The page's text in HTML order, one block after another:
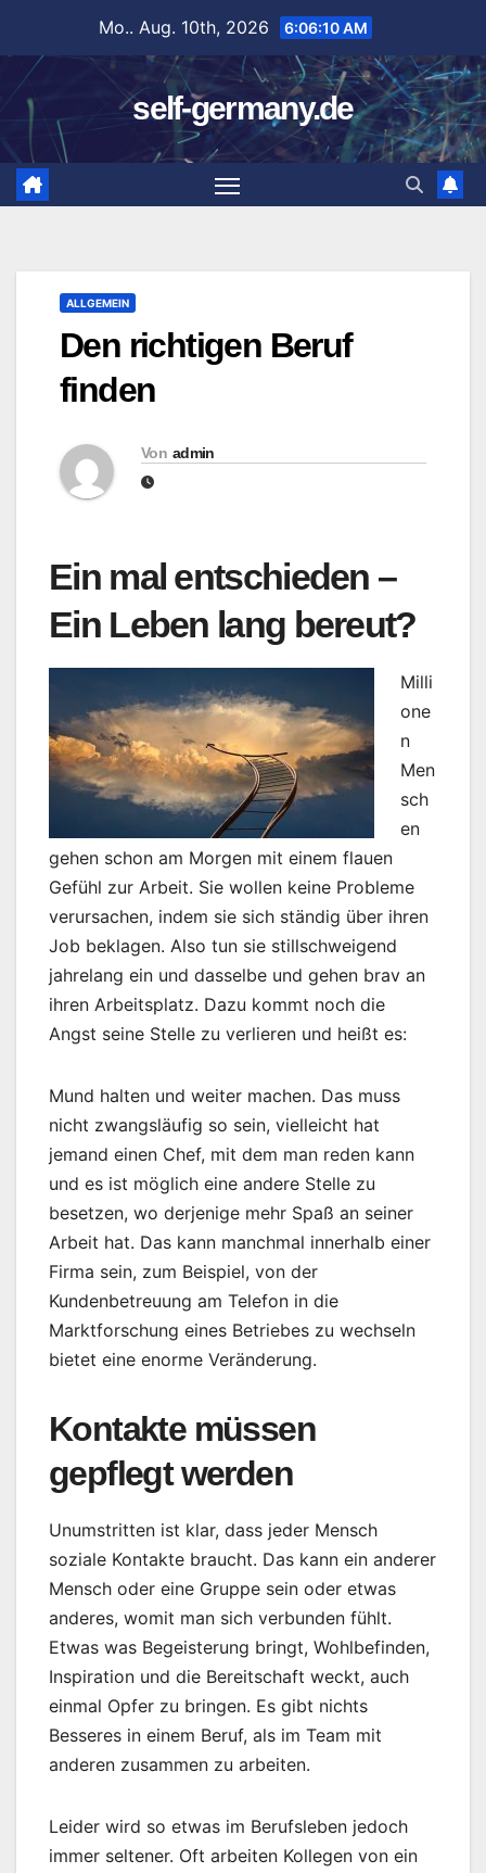
springen
Mo.. Aug. 10th, 2026 6:06:11 AM
self-germany.de
ALLGEMEIN
Den richtigen Beruf
finden
Von admin
Ein mal entschieden –
Ein Leben lang bereut?
Milli
one
n
Men
sch
en
gehen schon am Morgen mit einem flauen
Gefühl zur Arbeit. Sie wollen keine Probleme
verursachen, indem sie sich ständig über ihren
Job beklagen. Also tun sie stillschweigend
jahrelang ein und dasselbe und gehen brav an
ihren Arbeitsplatz. Dazu kommt noch die
Angst seine Stelle zu verlieren und heißt es:
Mund halten und weiter machen. Das muss
nicht zwangsläufig so sein, vielleicht hat
jemand einen Chef, mit dem man reden kann
und es ist möglich eine andere Stelle zu
besetzen, wo derjenige mehr Spaß an seiner
Arbeit hat. Das kann manchmal innerhalb einer
Firma sein, zum Beispiel, von der
Kundenbetreuung am Telefon in die
Marktforschung eines Betriebes zu wechseln
bietet eine enorme Veränderung.
Kontakte müssen
gepflegt werden
Unumstritten ist klar, dass jeder Mensch
soziale Kontakte braucht. Das kann ein anderer
Mensch oder eine Gruppe sein oder etwas
anderes, womit man sich verbunden fühlt.
Etwas was Begeisterung bringt, Wohlbefinden,
Inspiration und die Bereitschaft weckt, auch
einmal Opfer zu bringen. Es gibt nichts
Besseres in einem Beruf, als im Team mit
anderen zusammen zu arbeiten.
Leider wird so etwas im Berufsleben jedoch
immer seltener. Oft arbeiten Kollegen von ein